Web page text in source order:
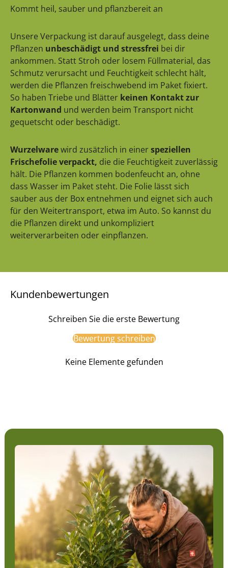
Kommt heil, sauber und pflanzbereit an
Unsere Verpackung ist darauf ausgelegt, dass deine
Pflanzen unbeschädigt und stressfrei bei dir
ankommen. Statt Stroh oder losem Füllmaterial, das
Schmutz verursacht und Feuchtigkeit schlecht hält,
werden die Pflanzen freischwebend im Paket fixiert.
So haben Triebe und Blätter keinen Kontakt zur
Kartonwand und werden beim Transport nicht
gequetscht oder beschädigt.
Wurzelwarewird zusätzlich in einerspeziellen
Frischefolie verpackt, die die Feuchtigkeit zuverlässig
hält. Die Pflanzen kommen bodenfeucht an, ohne
dass Wasser im Paket steht. Die Folie lässt sich
sauber aus der Box entnehmen und eignet sich auch
für den Weitertransport, etwa im Auto. So kannst du
die Pflanzen direkt und unkompliziert
weiterverarbeiten oder einpflanzen.
Kundenbewertungen
Schreiben Sie die erste Bewertung
Bewertung schreiben
Keine Elemente gefunden